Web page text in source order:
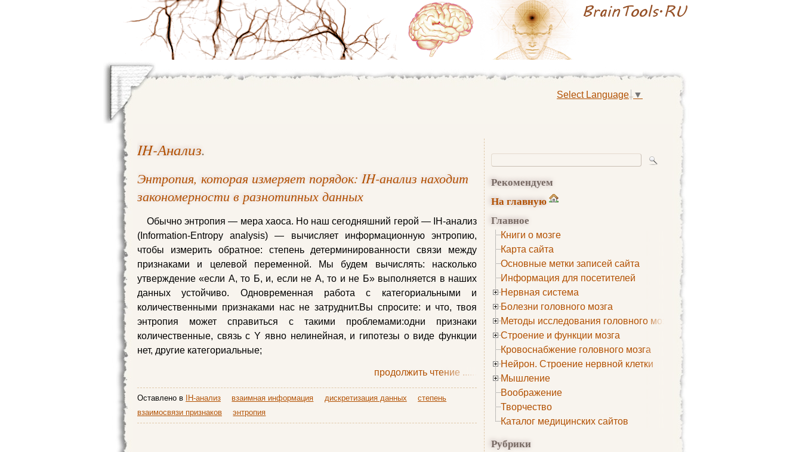
Select Language ▼
Рекомендуем
На главную
Главное
Книги о мозге
Карта сайта
Основные метки записей сайта
Информация для посетителей
Нервная система
Болезни головного мозга
Методы исследования головного мозга
Строение и функции мозга
Кровоснабжение головного мозга
Нейрон. Строение нервной клетки
Мышление
Воображение
Творчество
Каталог медицинских сайтов
Рубрики
IH-Анализ.
Энтропия, которая измеряет порядок: IH-анализ находит
закономерности в разнотипных данных
Обычно энтропия — мера хаоса. Но наш сегодняшний герой — IH-анализ
(Information-Entropy analysis) — вычисляет информационную энтропию,
чтобы измерить обратное: степень детерминированности связи между
признаками и целевой переменной. Мы будем вычислять: насколько
утверждение «если А, то Б, и, если не А, то и не Б» выполняется в наших
данных устойчиво. Одновременная работа с категориальными и
количественными признаками нас не затруднит.Вы спросите: и что, твоя
энтропия может справиться с такими проблемами:одни признаки
количественные, связь с Y явно нелинейная, и гипотезы о виде функции
нет, другие категориальные;
продолжить чтение ......
Оставлено в IH-анализ взаимная информация дискретизация данных
степень
взаимосвязи признаков
энтропия